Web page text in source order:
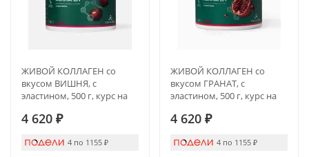
ЖИВОЙ КОЛЛАГЕН со
вкусом ВИШНЯ, с
эластином, 500 г, курс на
4 620 ₽
4 по 1155 ₽
ЖИВОЙ КОЛЛАГЕН со
вкусом ГРАНАТ, с
эластином, 500 г, курс на
4 620 ₽
4 по 1155 ₽